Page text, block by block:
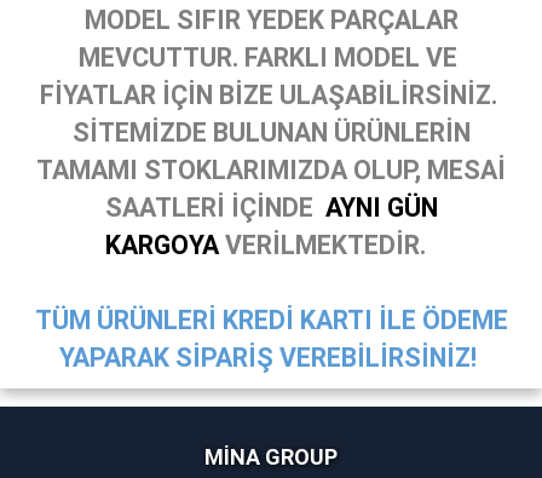
MODEL SIFIR YEDEK PARÇALAR
MEVCUTTUR. FARKLI MODEL VE
FİYATLAR İÇİN BİZE ULAŞABİLİRSİNİZ.
SİTEMİZDE BULUNAN ÜRÜNLERİN
TAMAMI STOKLARIMIZDA OLUP, MESAİ
SAATLERİ İÇİNDE AYNI GÜN
KARGOYA VERİLMEKTEDİR.
TÜM ÜRÜNLERİ KREDİ KARTI İLE ÖDEME
YAPARAK SİPARİŞ VEREBİLİRSİNİZ!
MİNA GROUP